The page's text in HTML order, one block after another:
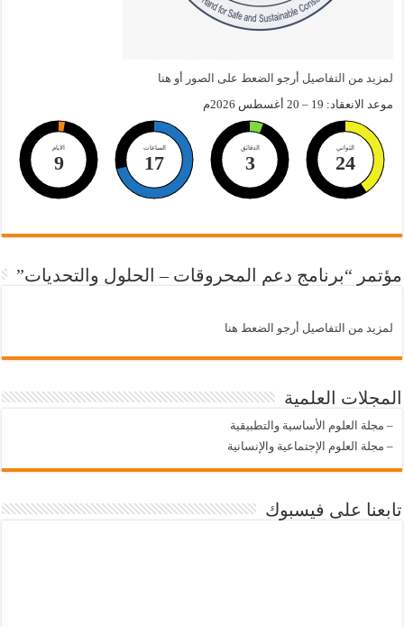
لمزيد من التفاصيل أرجو الضعط على الصور أو هنا
موعد الانعقاد: 19 – 20 أغسطس 2026م
الايام
9
الساعات
17
الدقائق
3
الثواني
23
مؤتمر “برنامج دعم المحروقات – الحلول والتحديات”
لمزيد من التفاصيل أرجو الضعط هنا
المجلات العلمية
– مجلة العلوم الأساسية والتطبيقية
– مجلة العلوم الإجتماعية والإنسانية
تابعنا على فيسبوك